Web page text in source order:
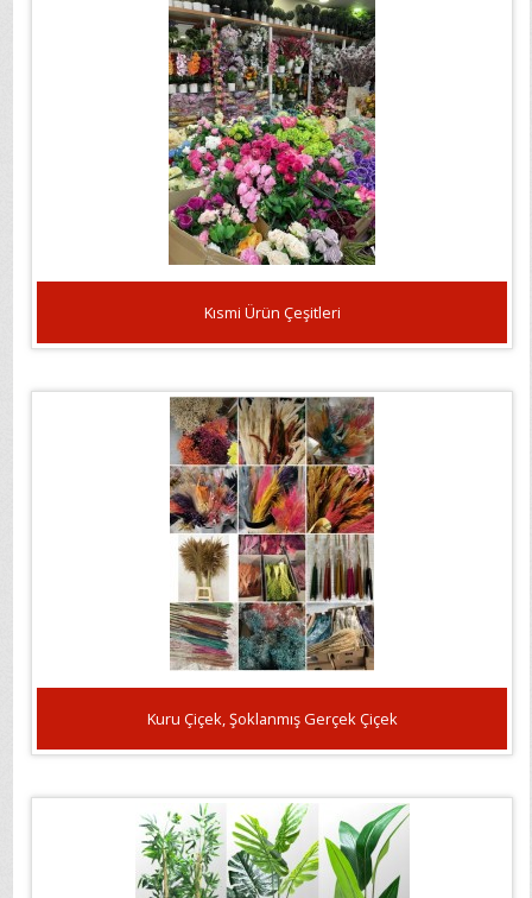
Kısmi Ürün Çeşitleri
Kuru Çiçek, Şoklanmış Gerçek Çiçek